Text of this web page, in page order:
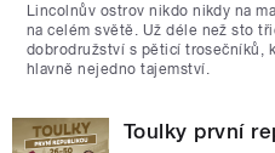
Lincolnův ostrov nikdo nikdy na
na celém světě. Už déle než sto
dobrodružství s pěticí trosečníků,
hlavně nejedno tajemství.
Toulky první